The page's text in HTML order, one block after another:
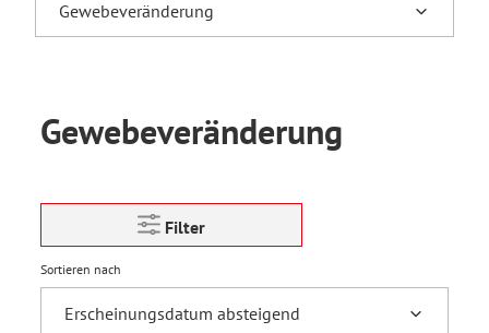
Gewebeveränderung
Filter
Sortieren nach